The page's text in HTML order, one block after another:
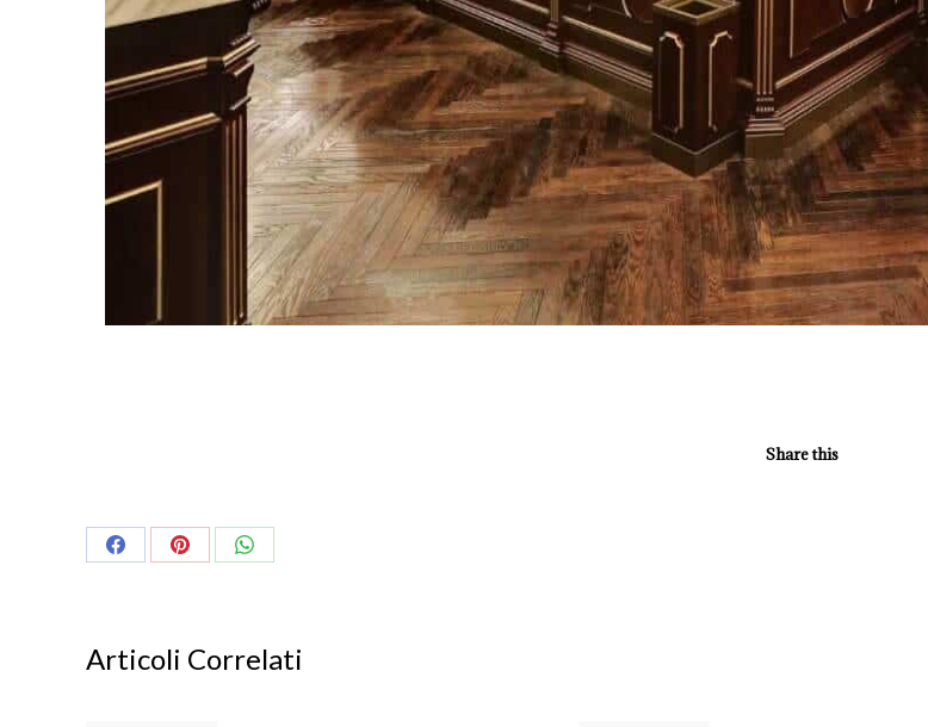
Share this
Share Share Share
Articoli Correlati